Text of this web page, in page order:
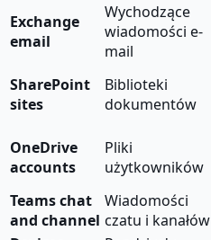
Exchange
email
Wychodzące
wiadomości e-
mail
SharePoint
sites
Biblioteki
dokumentów
OneDrive
accounts
Pliki
użytkowników
Teams chat
and channel
Wiadomości
czatu i kanałów